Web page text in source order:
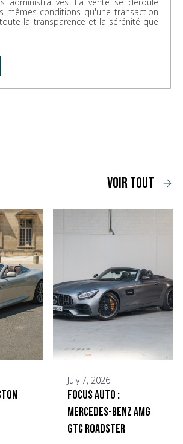
mêmes conditions qu'une transaction
la transparence et la sérénité que
voir tout
July 7, 2026
Focus Auto :
Mercedes-Benz AMG
GTC Roadster